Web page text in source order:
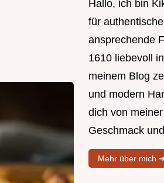
Hallo, ich bin
für
ansprechende
1610 liebevoll
meinem Blog
und modern
dich von
Geschmack
Mehr über mich